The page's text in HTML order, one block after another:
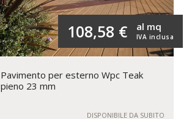
108,58 € IVA inclusa
al mq
Pavimento per esterno Wpc Teak
pieno 23 mm
DISPONIBILE DA SUBITO